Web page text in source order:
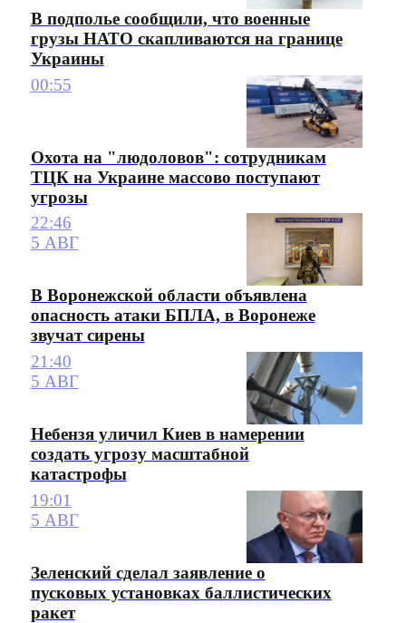
В подполье сообщили, что военные
грузы НАТО скапливаются на границе
Украины
00:55
Охота на "людоловов": сотрудникам
ТЦК на Украине массово поступают
угрозы
22:46
5 АВГ
В Воронежской области объявлена
опасность атаки БПЛА, в Воронеже
звучат сирены
21:40
5 АВГ
Небензя уличил Киев в намерении
создать угрозу масштабной
катастрофы
19:01
5 АВГ
Зеленский сделал заявление о
пусковых установках баллистических
ракет